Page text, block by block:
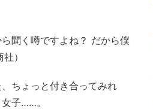
聞く噂ですよね？ だから僕
）
ちょっと付き合ってみれ
子……。